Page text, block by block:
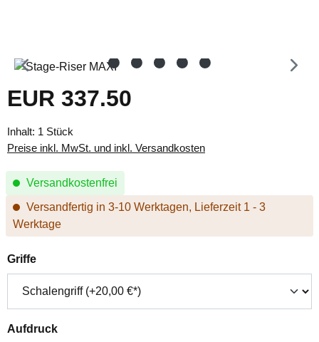
Bildergalerie überspringen
Regulärer Preis:
EUR 337.50
Inhalt: 1 Stück
Preise inkl. MwSt. und inkl. Versandkosten
Versandkostenfrei
Versandfertig in 3-10 Werktagen, Lieferzeit 1 - 3
Werktage
Griffeauswählen
Aufdruckauswählen